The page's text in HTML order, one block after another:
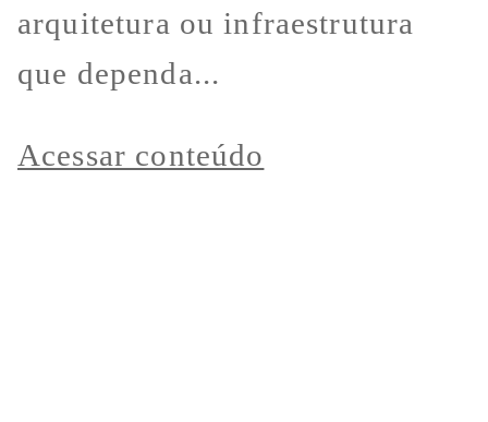
arquitetura ou infraestrutura
que dependa...
Acessar conteúdo